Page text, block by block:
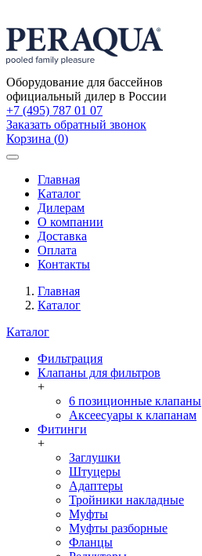
Оборудование для бассейнов
официальный дилер в России
+7 (495) 787 01 07
Заказать обратный звонок
Корзина (0)
Toggle
navigationГлавная
Каталог
Дилерам
О компании
Доставка
Оплата
Контакты
Главная
Каталог
Каталог
Фильтрация
Клапаны для фильтров
+
6 позиционные клапаны
Аксеесуары к клапанам
Фитинги
+
Заглушки
Штуцеры
Адаптеры
Тройники накладные
Муфты
Муфты разборные
Фланцы